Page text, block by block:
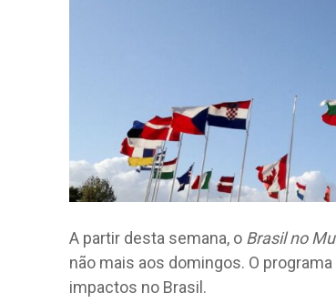
A partir desta semana, o Brasil no
não mais aos domingos. O
impactos no Brasil.